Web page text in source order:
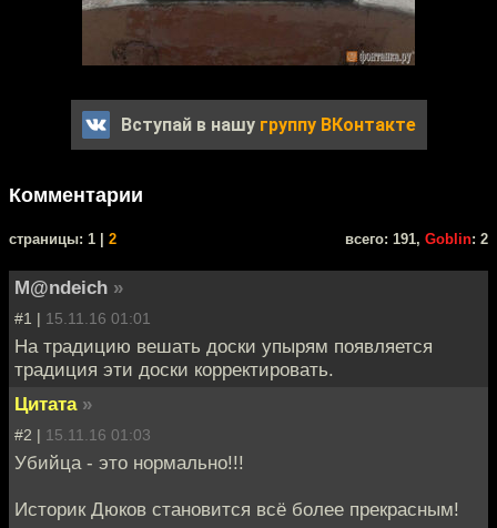
Вступай в нашу группу ВКонтакте
Комментарии
cтраницы: 1 | 2 всего: 191, Goblin: 2
M@ndeich »
#1 | 15.11.16 01:01
На традицию вешать доски упырям появляется
традиция эти доски корректировать.
Цитата »
#2 | 15.11.16 01:03
Убийца - это нормально!!!
Историк Дюков становится всё более прекрасным!